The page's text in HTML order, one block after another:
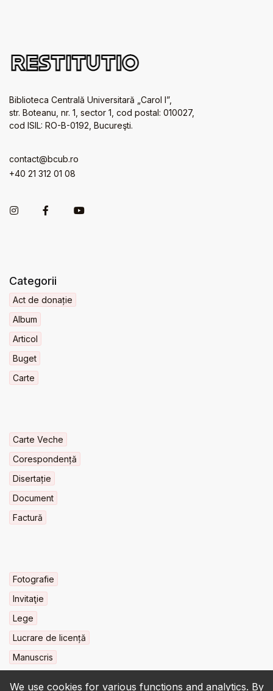
We use cookies for various functions and analytics. By
Biblioteca Centrală Universitară „Carol I”,
str. Boteanu, nr. 1, sector 1, cod postal: 010027,
cod ISIL: RO-B-0192, Bucureşti.
contact@bcub.ro
+40 21 312 01 08
Categorii
Act de donație
Album
Articol
Buget
Carte
Carte Veche
Corespondență
Disertație
Document
Factură
Fotografie
Invitaţie
Lege
Lucrare de licență
Manuscris